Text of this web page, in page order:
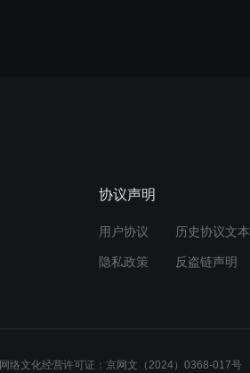
协议声明
用户协议 历史协议文本
隐私政策 反盗链声明
网络文化经营许可证：京网文（2024）0368-017号